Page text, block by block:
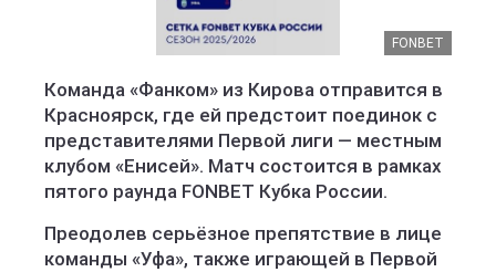
FONBET
Команда «Фанком» из Кирова отправится в
Красноярск, где ей предстоит поединок с
представителями Первой лиги — местным
клубом «Енисей». Матч состоится в рамках
пятого раунда FONBET Кубка России.
Преодолев серьёзное препятствие в лице
команды «Уфа», также играющей в Первой